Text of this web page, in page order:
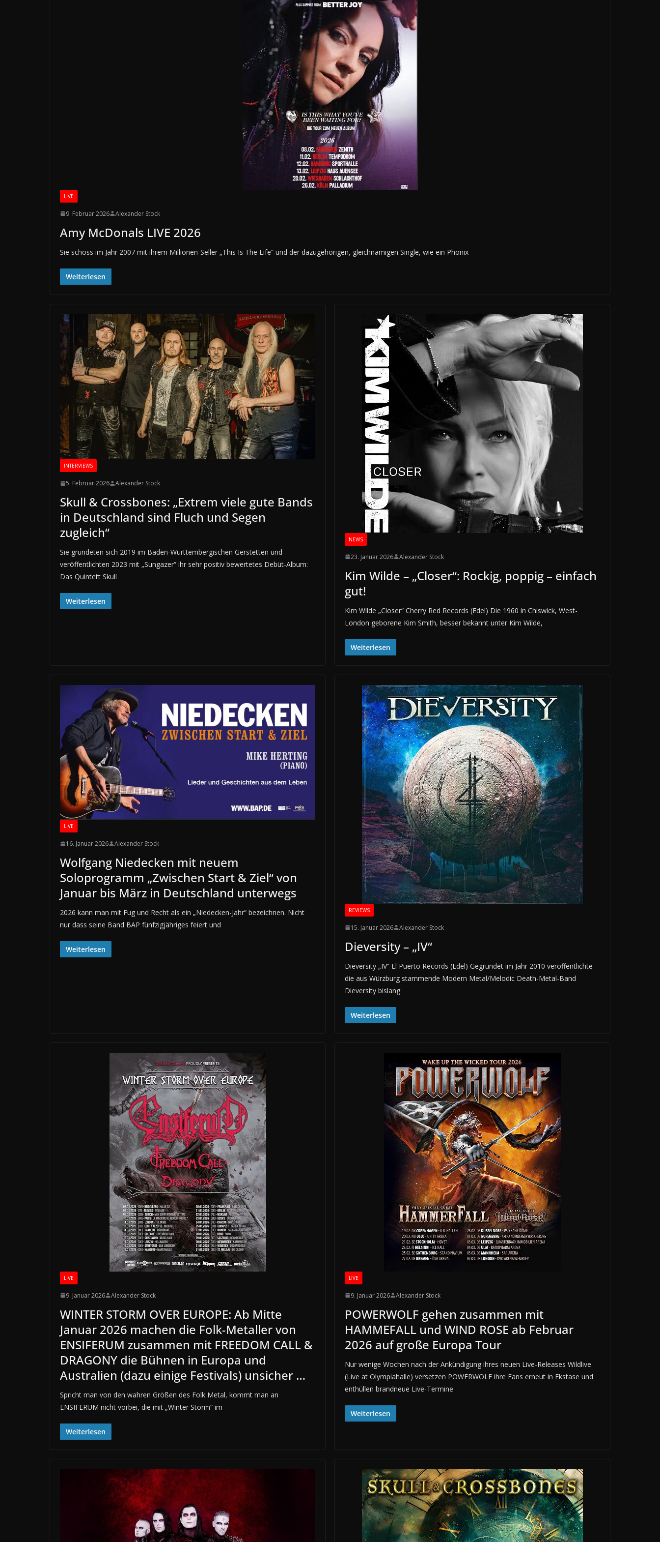
LIVE
9. Februar 2026 Alexander Stock
Amy McDonals LIVE 2026
Sie schoss im Jahr 2007 mit ihrem Millionen-Seller „This Is The Life“ und der dazugehörigen, gleichnamigen Single, wie ein Phönix
Weiterlesen
INTERVIEWS
5. Februar 2026 Alexander Stock
Skull & Crossbones: „Extrem viele gute Bands
in Deutschland sind Fluch und Segen
zugleich“
Sie gründeten sich 2019 im Baden-Württembergischen Gerstetten und
veröffentlichten 2023 mit „Sungazer“ ihr sehr positiv bewertetes Debüt-Album:
Das Quintett Skull
Weiterlesen
NEWS
23. Januar 2026 Alexander Stock
Kim Wilde – „Closer“: Rockig, poppig – einfach
gut!
Kim Wilde „Closer“ Cherry Red Records (Edel) Die 1960 in Chiswick, West-
London geborene Kim Smith, besser bekannt unter Kim Wilde,
Weiterlesen
LIVE
16. Januar 2026 Alexander Stock
Wolfgang Niedecken mit neuem
Soloprogramm „Zwischen Start & Ziel“ von
Januar bis März in Deutschland unterwegs
2026 kann man mit Fug und Recht als ein „Niedecken-Jahr“ bezeichnen. Nicht
nur dass seine Band BAP fünfzigjähriges feiert und
Weiterlesen
REVIEWS
15. Januar 2026 Alexander Stock
Dieversity – „IV“
Dieversity „IV“ El Puerto Records (Edel) Gegründet im Jahr 2010 veröffentlichte
die aus Würzburg stammende Modern Metal/Melodic Death-Metal-Band
Dieversity bislang
Weiterlesen
LIVE
9. Januar 2026 Alexander Stock
WINTER STORM OVER EUROPE: Ab Mitte
Januar 2026 machen die Folk-Metaller von
ENSIFERUM zusammen mit FREEDOM CALL &
DRAGONY die Bühnen in Europa und
Australien (dazu einige Festivals) unsicher …
Spricht man von den wahren Größen des Folk Metal, kommt man an
ENSIFERUM nicht vorbei, die mit „Winter Storm“ im
Weiterlesen
LIVE
9. Januar 2026 Alexander Stock
POWERWOLF gehen zusammen mit
HAMMEFALL und WIND ROSE ab Februar
2026 auf große Europa Tour
Nur wenige Wochen nach der Ankündigung ihres neuen Live-Releases Wildlive
(Live at Olympiahalle) versetzen POWERWOLF ihre Fans erneut in Ekstase und
enthüllen brandneue Live-Termine
Weiterlesen